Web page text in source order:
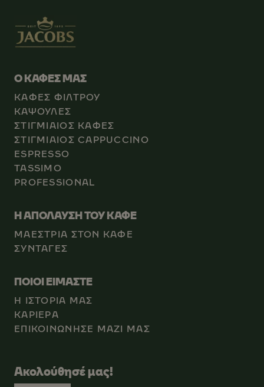
Ο ΚΑΦΕΣ ΜΑΣ
ΚΑΦΕΣ ΦΙΛΤΡΟΥ
ΚΑΨΟΥΛΕΣ
ΣΤΙΓΜΙΑΙΟΣ ΚΑΦΕΣ
ΣΤΙΓΜΙΑΙΟΣ CAPPUCCINO
ESPRESSO
TASSIMO
PROFESSIONAL
Η ΑΠΟΛΑΥΣΗ ΤΟΥ ΚΑΦΕ
ΜΑΕΣΤΡΙΑ ΣΤΟΝ ΚΑΦΕ
ΣΥΝΤΑΓΕΣ
ΠΟΙΟΙ ΕΙΜΑΣΤΕ
Η ΙΣΤΟΡΙΑ ΜΑΣ
ΚΑΡΙEΡΑ
ΕΠΙΚΟΙΝΩΝΗΣΕ ΜΑΖΙ ΜΑΣ
Ακολούθησέ μας!